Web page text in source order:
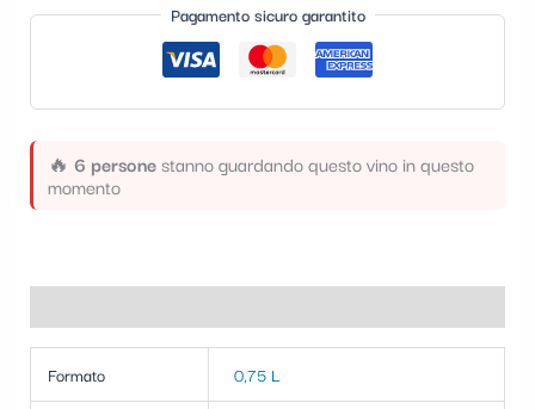
Pagamento sicuro garantito
🔥 6 personestanno guardando questo vino in questo
momento
Formato 0,75 L
a